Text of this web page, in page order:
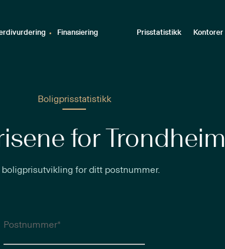
Finansiering Prisstatistikk Kontorer
Boligprisstatistikk
for Trondheim
boligprisutvikling for ditt postnummer.
Postnummer